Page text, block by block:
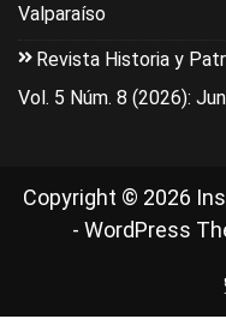
Valparaíso
Revista Historia y
Vol. 5 Núm. 8 (2026):
Copyright © 2026
- WordPress